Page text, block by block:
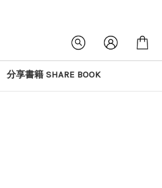
分享書籍 SHARE BOOK